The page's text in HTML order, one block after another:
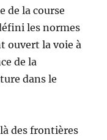
de la course
les normes
ouvert la voie à
de la
dans le
des frontières